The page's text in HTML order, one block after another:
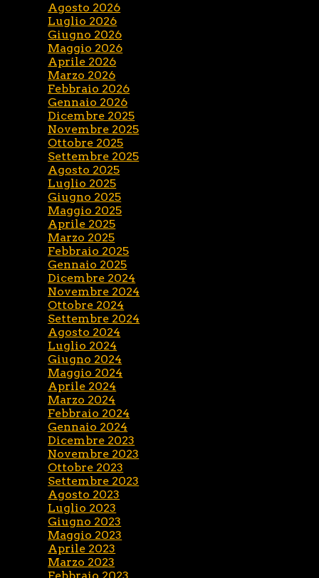
Agosto 2026
Luglio 2026
Giugno 2026
Maggio 2026
Aprile 2026
Marzo 2026
Febbraio 2026
Gennaio 2026
Dicembre 2025
Novembre 2025
Ottobre 2025
Settembre 2025
Agosto 2025
Luglio 2025
Giugno 2025
Maggio 2025
Aprile 2025
Marzo 2025
Febbraio 2025
Gennaio 2025
Dicembre 2024
Novembre 2024
Ottobre 2024
Settembre 2024
Agosto 2024
Luglio 2024
Giugno 2024
Maggio 2024
Aprile 2024
Marzo 2024
Febbraio 2024
Gennaio 2024
Dicembre 2023
Novembre 2023
Ottobre 2023
Settembre 2023
Agosto 2023
Luglio 2023
Giugno 2023
Maggio 2023
Aprile 2023
Marzo 2023